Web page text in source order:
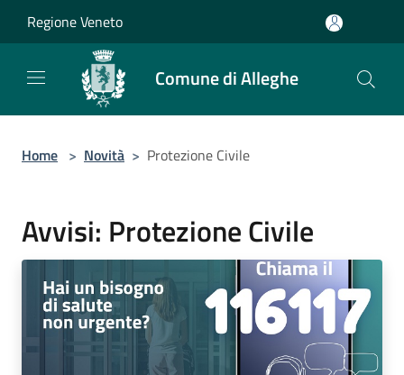
Regione Veneto
Comune di Alleghe
Home > Novità > Protezione Civile
Avvisi: Protezione Civile